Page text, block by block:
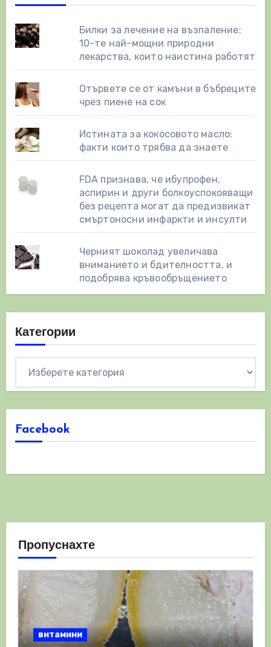
Билки за лечение на възпаление:
10-те най-мощни природни
лекарства, които наистина работят
Отървете се от камъни в бъбреците
чрез пиене на сок
Истината за кокосовото масло:
факти които трябва да знаете
FDA признава, че ибупрофен,
аспирин и други болкоуспокояващи
без рецепта могат да предизвикат
смъртоносни инфаркти и инсулти
Черният шоколад увеличава
вниманието и бдителността, и
подобрява кръвообръщението
Категории
Facebook
Пропуснахте
витамини